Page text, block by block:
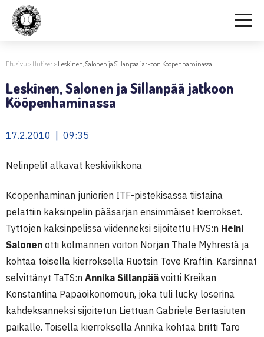
Etusivu > Uutiset> Leskinen, Salonen ja Sillanpää jatkoon Kööpenhaminassa
Leskinen, Salonen ja Sillanpää jatkoon
Kööpenhaminassa
17.2.2010 | 09:35
Nelinpelit alkavat keskiviikkona
Kööpenhaminan juniorien ITF-pistekisassa tiistaina
pelattiin kaksinpelin pääsarjan ensimmäiset kierrokset.
Tyttöjen kaksinpelissä viidenneksi sijoitettu HVS:n Heini
Salonen otti kolmannen voiton Norjan Thale Myhrestä ja
kohtaa toisella kierroksella Ruotsin Tove Kraftin. Karsinnat
selvittänyt TaTS:n Annika Sillanpää voitti Kreikan
Konstantina Papaoikonomoun, joka tuli lucky loserina
kahdeksanneksi sijoitetun Liettuan Gabriele Bertasiuten
paikalle. Toisella kierroksella Annika kohtaa britti Taro